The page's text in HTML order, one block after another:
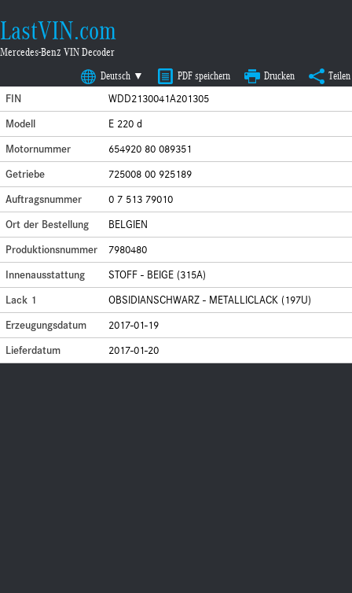
LastVIN.com
Mercedes-Benz VIN Decoder
Deutsch ▼ PDF speichern Drucken Teilen
FIN
WDD2130041A201305
Modell
E 220 d
Motornummer
654920 80 089351
Getriebe
725008 00 925189
Auftragsnummer
0 7 513 79010
Ort der Bestellung
BELGIEN
Produktionsnummer
7980480
Innenausstattung
STOFF - BEIGE (315A)
Lack 1
OBSIDIANSCHWARZ - METALLICLACK (197U)
Erzeugungsdatum
2017-01-19
Lieferdatum
2017-01-20